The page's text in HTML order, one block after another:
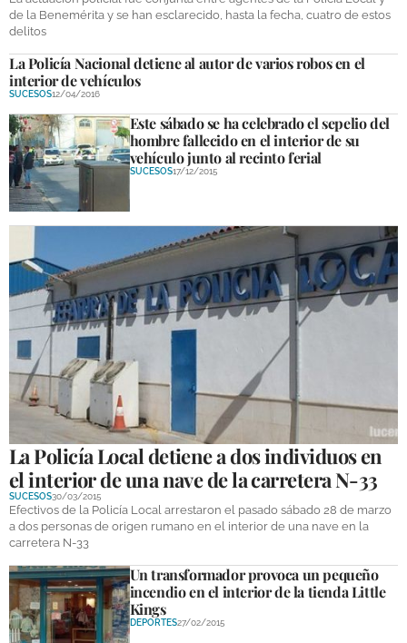
de la Benemérita y se han esclarecido, hasta la fecha, cuatro de estos
delitos
La Policía Nacional detiene al autor de varios robos en el
interior de vehículos
SUCESOS12/04/2016
Este sábado se ha celebrado el sepelio del
hombre fallecido en el interior de su
vehículo junto al recinto ferial
SUCESOS17/12/2015
La Policía Local detiene a dos individuos en
el interior de una nave de la carretera N-33
SUCESOS30/03/2015
Efectivos de la Policía Local arrestaron el pasado sábado 28 de marzo
a dos personas de origen rumano en el interior de una nave en la
carretera N-33
Un transformador provoca un pequeño
incendio en el interior de la tienda Little
Kings
DEPORTES27/02/2015